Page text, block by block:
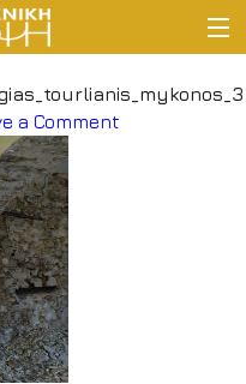
a Comment